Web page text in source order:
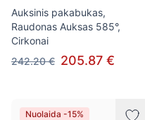
Auksinis pakabukas,
Raudonas Auksas 585°,
Cirkonai
242.20 € 205.87 €
Nuolaida -15%